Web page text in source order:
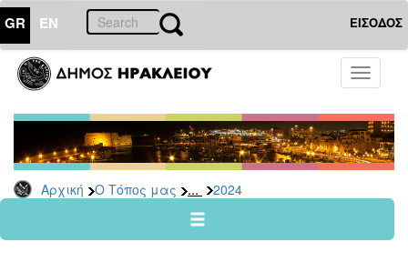
GR EN ΕΙΣΟΔΟΣ
Toggle
Αρχική Ο Τόπος μας ... 2024
ΤΟΠΟΣ
ΜΑΣ
Ανακοινώσεις
Αρχείο
2026
2024